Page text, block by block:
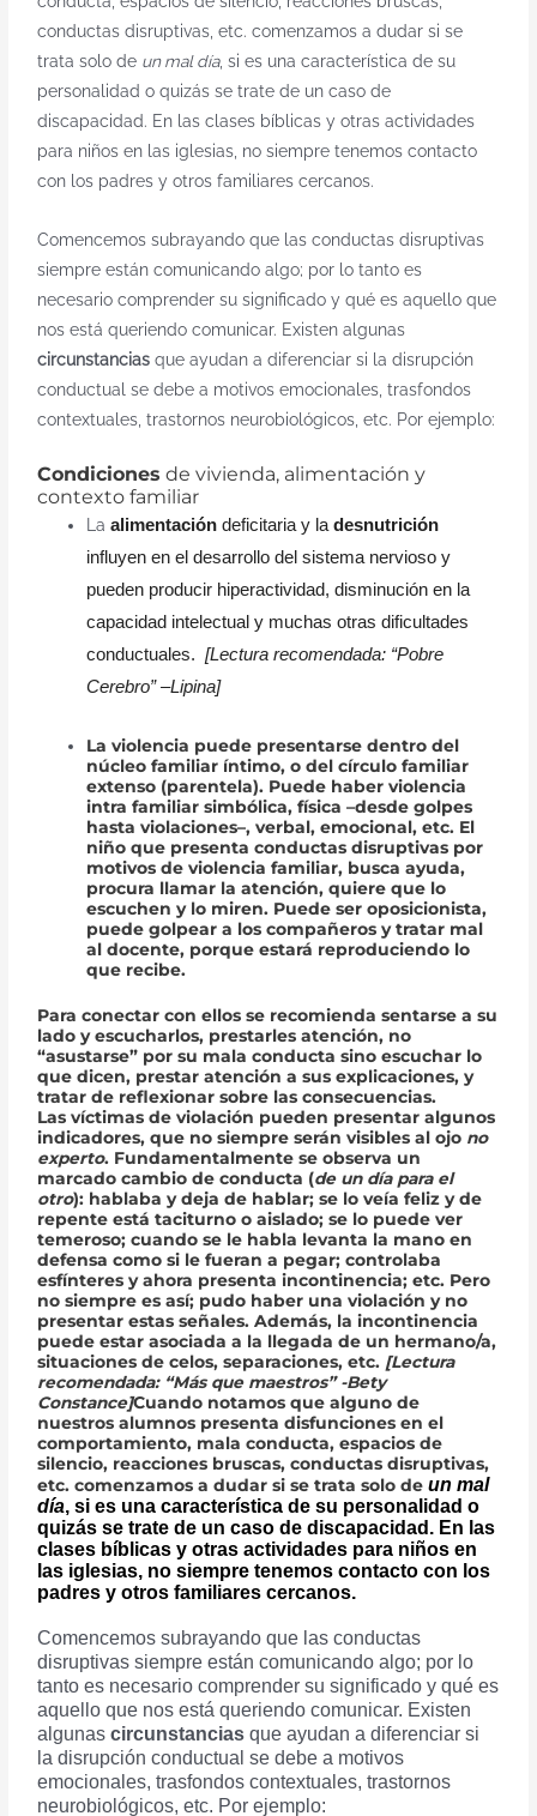
conductas disruptivas, etc. comenzamos a dudar si se
trata solo de un mal día, si es una característica de su
personalidad o quizás se trate de un caso de
discapacidad. En las clases bíblicas y otras actividades
para niños en las iglesias, no siempre tenemos contacto
con los padres y otros familiares cercanos.
Comencemos subrayando que las conductas disruptivas
siempre están comunicando algo; por lo tanto es
necesario comprender su significado y qué es aquello que
nos está queriendo comunicar. Existen algunas
circunstancias que ayudan a diferenciar si la disrupción
conductual se debe a motivos emocionales, trasfondos
contextuales, trastornos neurobiológicos, etc. Por ejemplo:
Condiciones de vivienda, alimentación y
contexto familiar
Laalimentación deficitaria y ladesnutrición
influyen en el desarrollo del sistema nervioso y
pueden producir hiperactividad, disminución en la
capacidad intelectual y muchas otras dificultades
conductuales.[Lectura recomendada: “Pobre
Cerebro” –Lipina]
La violencia puede presentarse dentro del
núcleo familiar íntimo, o del círculo familiar
extenso (parentela). Puede haber violencia
intra familiar simbólica, física –desde golpes
hasta violaciones–, verbal, emocional, etc. El
niño que presenta conductas disruptivas por
motivos de violencia familiar, busca ayuda,
procura llamar la atención, quiere que lo
escuchen y lo miren. Puede ser oposicionista,
puede golpear a los compañeros y tratar mal
al docente, porque estará reproduciendo lo
que recibe.
Paraconectar con ellos se recomienda sentarse a su
lado y escucharlos, prestarles atención, no
“asustarse” por su mala conducta sino escuchar lo
que dicen, prestar atención a sus explicaciones, y
tratar de reflexionar sobre las consecuencias.
Las víctimas de violación pueden presentar algunos
indicadores, que no siempre serán visibles al ojo no
experto. Fundamentalmente se observa un
marcado cambio de conducta (de un día para el
otro): hablaba y deja de hablar; se lo veía feliz y de
repente está taciturno o aislado; se lo puede ver
temeroso; cuando se le habla levanta la mano en
defensa como si le fueran a pegar; controlaba
esfínteres y ahora presenta incontinencia; etc. Pero
no siempre es así; pudo haber una violación y no
presentar estas señales. Además, la incontinencia
puede estar asociada a la llegada de un hermano/a,
situaciones de celos, separaciones, etc. [Lectura
recomendada: “Más que maestros” -Bety
Constance]Cuando notamos que alguno de
nuestros alumnos presenta disfunciones en el
comportamiento, mala conducta, espacios de
silencio, reacciones bruscas, conductas disruptivas,
etc. comenzamos a dudar si se trata solo deun mal
día, si es una característica de su personalidad o
quizás se trate de un caso de discapacidad. En las
clases bíblicas y otras actividades para niños en
las iglesias, no siempre tenemos contacto con los
padres y otros familiares cercanos.
Comencemos subrayando que las conductas
disruptivas siempre están comunicando algo; por lo
tanto es necesario comprender su significado y qué es
aquello que nos está queriendo comunicar. Existen
algunascircunstancias que ayudan a diferenciar si
la disrupción conductual se debe a motivos
emocionales, trasfondos contextuales, trastornos
neurobiológicos, etc. Por ejemplo: